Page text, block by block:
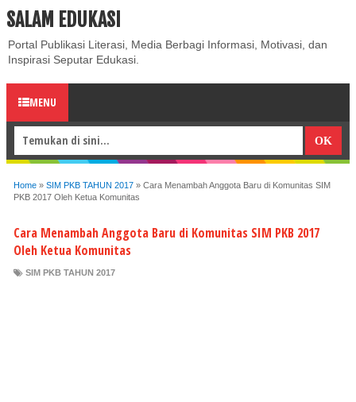
ABOUT CONTACT US
SALAM EDUKASI
Portal Publikasi Literasi, Media Berbagi Informasi, Motivasi, dan
Inspirasi Seputar Edukasi.
MENU
Home » SIM PKB TAHUN 2017 » Cara Menambah Anggota Baru di Komunitas SIM
PKB 2017 Oleh Ketua Komunitas
Cara Menambah Anggota Baru di Komunitas SIM PKB 2017
Oleh Ketua Komunitas
SIM PKB TAHUN 2017